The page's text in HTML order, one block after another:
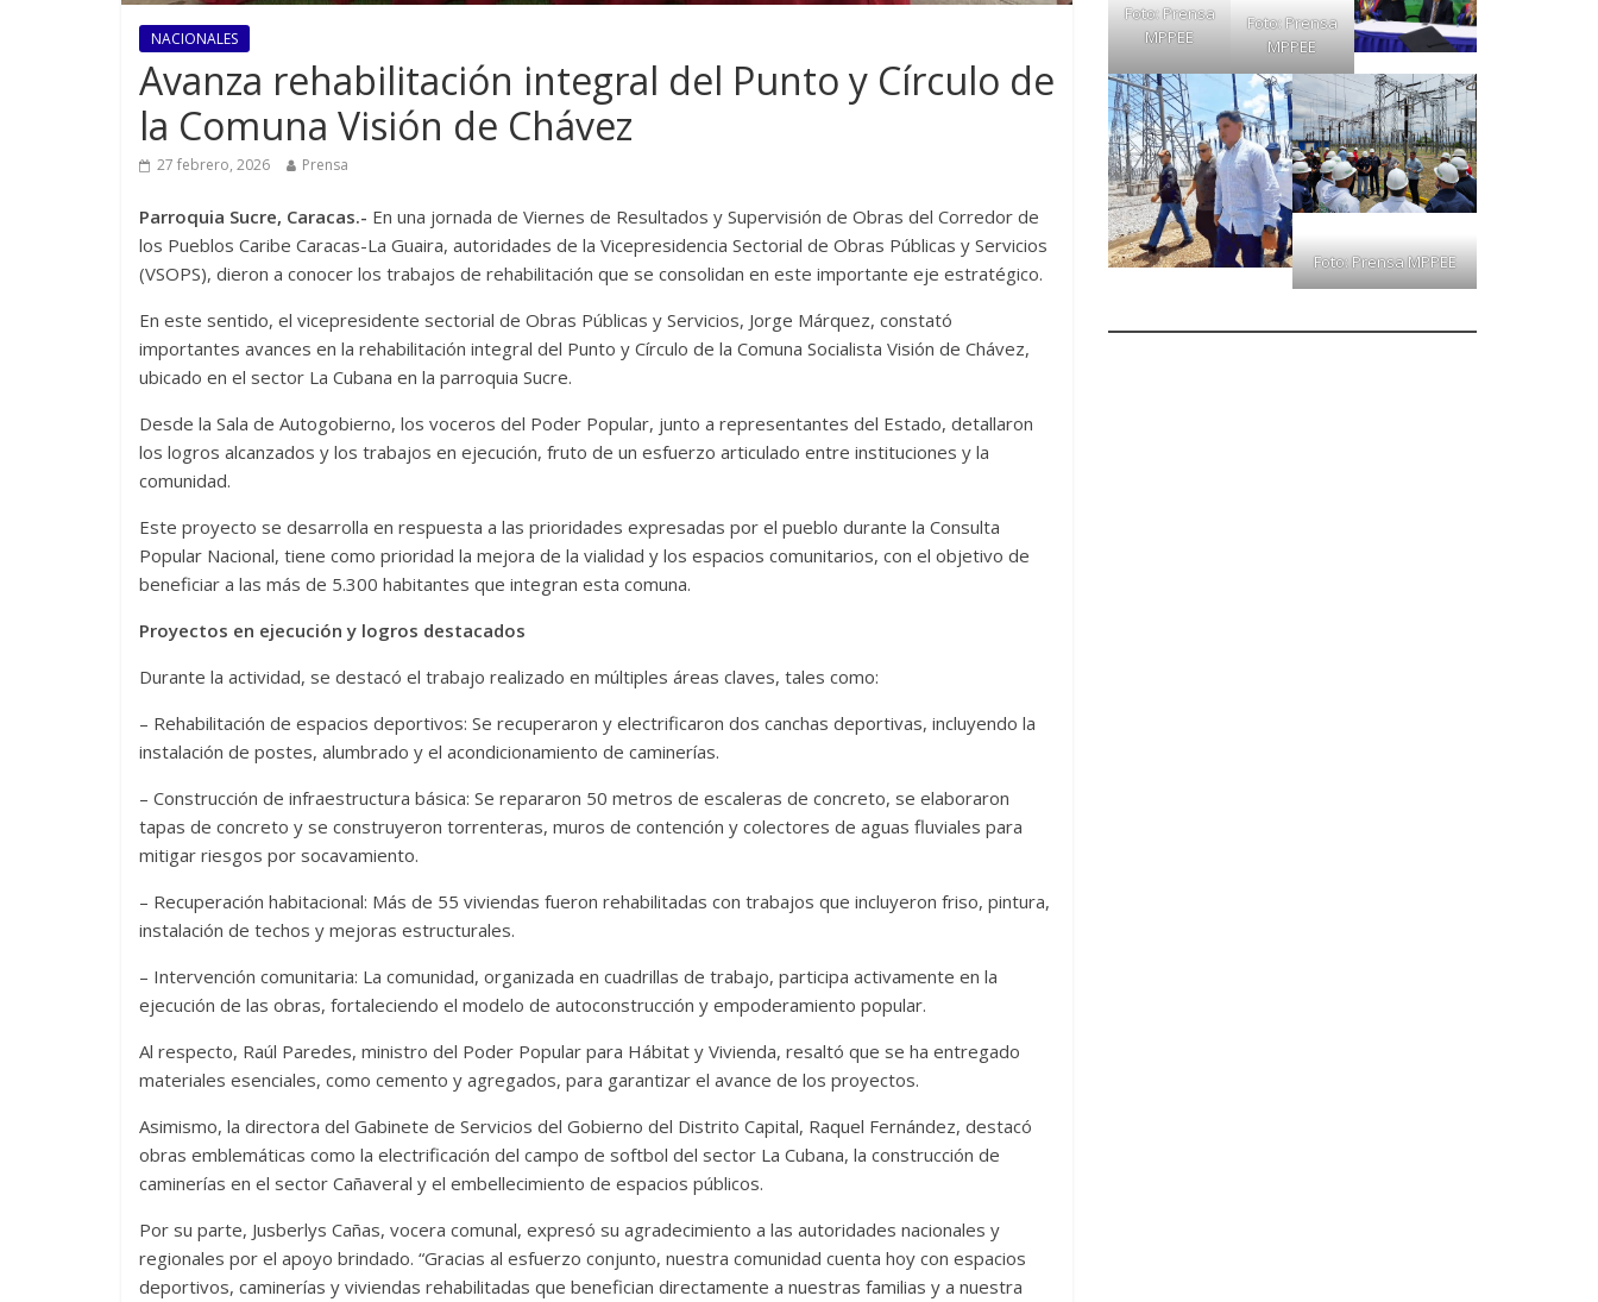
NACIONALES
Avanza rehabilitación integral del Punto y Círculo de
la Comuna Visión de Chávez
27 febrero, 2026 Prensa
Parroquia Sucre, Caracas.- En una jornada de Viernes de Resultados y Supervisión de Obras del Corredor de
los Pueblos Caribe Caracas-La Guaira, autoridades de la Vicepresidencia Sectorial de Obras Públicas y Servicios
(VSOPS), dieron a conocer los trabajos de rehabilitación que se consolidan en este importante eje estratégico.
En este sentido, el vicepresidente sectorial de Obras Públicas y Servicios, Jorge Márquez, constató
importantes avances en la rehabilitación integral del Punto y Círculo de la Comuna Socialista Visión de Chávez,
ubicado en el sector La Cubana en la parroquia Sucre.
Desde la Sala de Autogobierno, los voceros del Poder Popular, junto a representantes del Estado, detallaron
los logros alcanzados y los trabajos en ejecución, fruto de un esfuerzo articulado entre instituciones y la
comunidad.
Este proyecto se desarrolla en respuesta a las prioridades expresadas por el pueblo durante la Consulta
Popular Nacional, tiene como prioridad la mejora de la vialidad y los espacios comunitarios, con el objetivo de
beneficiar a las más de 5.300 habitantes que integran esta comuna.
Proyectos en ejecución y logros destacados
Durante la actividad, se destacó el trabajo realizado en múltiples áreas claves, tales como:
– Rehabilitación de espacios deportivos: Se recuperaron y electrificaron dos canchas deportivas, incluyendo la
instalación de postes, alumbrado y el acondicionamiento de caminerías.
– Construcción de infraestructura básica: Se repararon 50 metros de escaleras de concreto, se elaboraron
tapas de concreto y se construyeron torrenteras, muros de contención y colectores de aguas fluviales para
mitigar riesgos por socavamiento.
– Recuperación habitacional: Más de 55 viviendas fueron rehabilitadas con trabajos que incluyeron friso, pintura,
instalación de techos y mejoras estructurales.
– Intervención comunitaria: La comunidad, organizada en cuadrillas de trabajo, participa activamente en la
ejecución de las obras, fortaleciendo el modelo de autoconstrucción y empoderamiento popular.
Al respecto, Raúl Paredes, ministro del Poder Popular para Hábitat y Vivienda, resaltó que se ha entregado
materiales esenciales, como cemento y agregados, para garantizar el avance de los proyectos.
Asimismo, la directora del Gabinete de Servicios del Gobierno del Distrito Capital, Raquel Fernández, destacó
obras emblemáticas como la electrificación del campo de softbol del sector La Cubana, la construcción de
caminerías en el sector Cañaveral y el embellecimiento de espacios públicos.
Por su parte, Jusberlys Cañas, vocera comunal, expresó su agradecimiento a las autoridades nacionales y
regionales por el apoyo brindado. “Gracias al esfuerzo conjunto, nuestra comunidad cuenta hoy con espacios
deportivos, caminerías y viviendas rehabilitadas que benefician directamente a nuestras familias y a nuestra
Foto: Prensa
MPPEE
Foto: Prensa
MPPEE
Foto: Prensa MPPEE